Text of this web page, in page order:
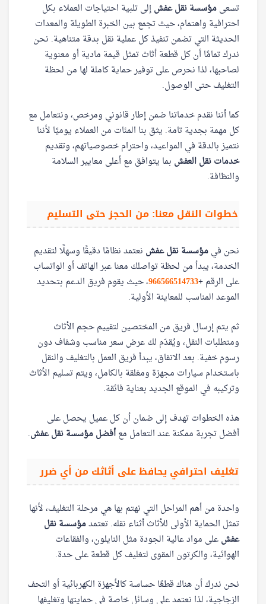
تسعىمؤسسة نقل عفشإلى تلبية احتياجات العملاء بكل
احترافية واهتمام، حيث تجمع بين الخبرة الطويلة والمعدات
الحديثة التي تضمن تنفيذ كل عملية نقل بدقة متناهية. نحن
ندرك تمامًا أن كل قطعة أثاث تمثل قيمة مادية أو معنوية
لصاحبها، لذا نحرص على توفير حماية كاملة لها من لحظة
التغليف حتى الوصول.
كما أننا نقدم خدماتنا ضمن إطار قانوني ومرخص، ونتعامل مع
كل مهمة بجدية تامة. يثق بنا المئات من العملاء يوميًا لأننا
نتميز بالدقة في المواعيد، واحترام خصوصياتهم، وتقديم
خدمات نقل العفش بما يتوافق مع أعلى معايير السلامة
والنظافة.
خطوات النقل معنا: من الحجز حتى التسليم
نحن فيمؤسسة نقل عفش نعتمد نظامًا دقيقًا وسهلًا لتقديم
الخدمة، يبدأ من لحظة تواصلك معنا عبر الهاتف أو الواتساب
على الرقم+
966566514733، حيث يقوم فريق الدعم بتحديد
الموعد المناسب للمعاينة الأولية.
ثم يتم إرسال فريق من المختصين لتقييم حجم الأثاث
ومتطلبات النقل، ويُقدّم لك عرض سعر مناسب وشفاف دون
رسوم خفية. بعد الاتفاق، يبدأ فريق العمل بالتغليف والنقل
باستخدام سيارات مجهزة ومغلقة بالكامل، ويتم تسليم الأثاث
وتركيبه في الموقع الجديد بعناية فائقة.
هذه الخطوات تهدف إلى ضمان أن كل عميل يحصل على
أفضل تجربة ممكنة عند التعامل معأفضل مؤسسة نقل عفش.
تغليف احترافي يحافظ على أثاثك من أي ضرر
واحدة من أهم المراحل التي نهتم بها هي مرحلة التغليف، لأنها
تمثل الحماية الأولى للأثاث أثناء نقله. تعتمدمؤسسة نقل
عفشعلى مواد عالية الجودة مثل النايلون، والفقاعات
الهوائية، والكرتون المقوى لتغليف كل قطعة على حدة.
نحن ندرك أن هناك قطعًا حساسة كالأجهزة الكهربائية أو التحف
الزجاجية، لذا نعتمد على وسائل خاصة في حمايتها وتغليفها